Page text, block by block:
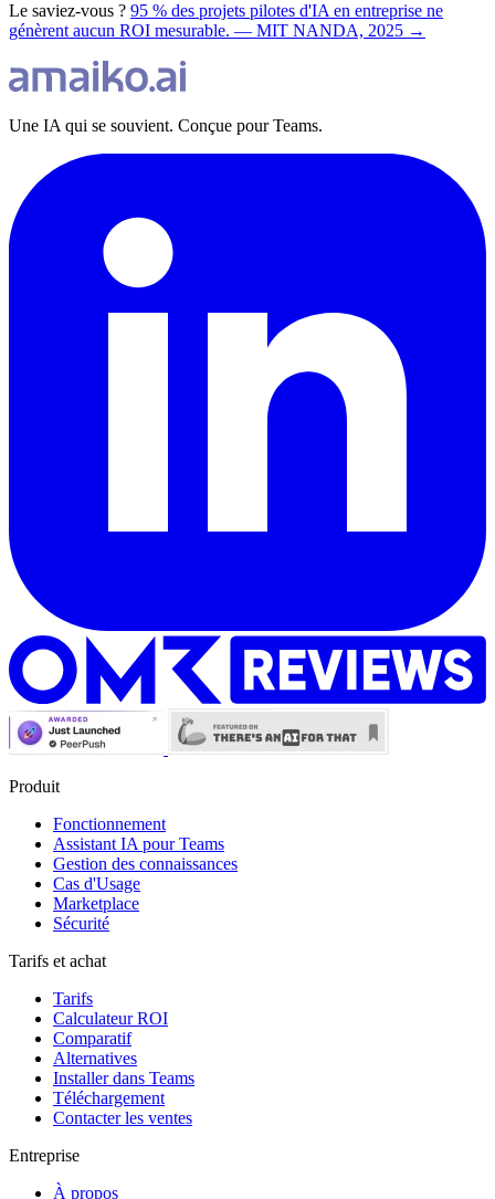
Le saviez-vous ? 95 % des projets pilotes d'IA en entreprise ne
génèrent aucun ROI mesurable. — MIT NANDA, 2025 →
Une IA qui se souvient. Conçue pour Teams.
Produit
Fonctionnement
Assistant IA pour Teams
Gestion des connaissances
Cas d'Usage
Marketplace
Sécurité
Tarifs et achat
Tarifs
Calculateur ROI
Comparatif
Alternatives
Installer dans Teams
Téléchargement
Contacter les ventes
Entreprise
À propos